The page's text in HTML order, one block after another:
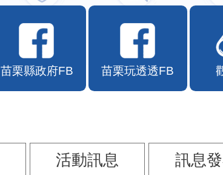
苗栗縣政府FB 苗栗玩透透FB
活動訊息 訊息